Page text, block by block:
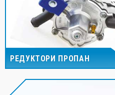
РЕДУКТОРИ ПРОПАН